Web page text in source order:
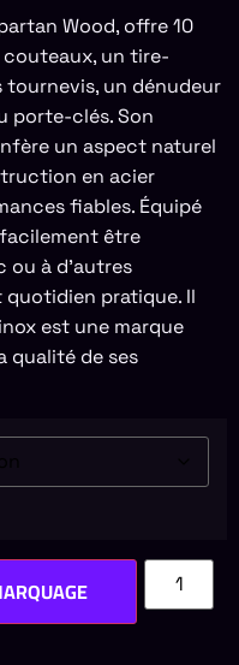
Wood, offre 10
un tire-
un dénudeur
porte-clés. Son
un aspect naturel
en acier
fiables. Équipé
être
ou à d’autres
pratique. Il
est une marque
qualité de ses